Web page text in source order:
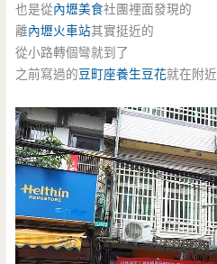
也是從內壢美食社團裡面發現的
離內壢火車站其實挺近的
從小路轉個彎就到了
之前寫過的豆町座養生豆花就在附近